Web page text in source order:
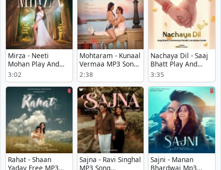
Mirza - Neeti
Mohan Play And
Download mp3
song
3:02
Mohtaram - Kunaal
Vermaa MP3 Song
Download
2:38
Nachaya Dil - Saaj
Bhatt Play And
Download mp3
song
3:35
Rahat - Shaan
Yadav Free MP3
Sajna - Ravi Singhal
MP3 Song
Sajni - Manan
Bhardwaj Mp3